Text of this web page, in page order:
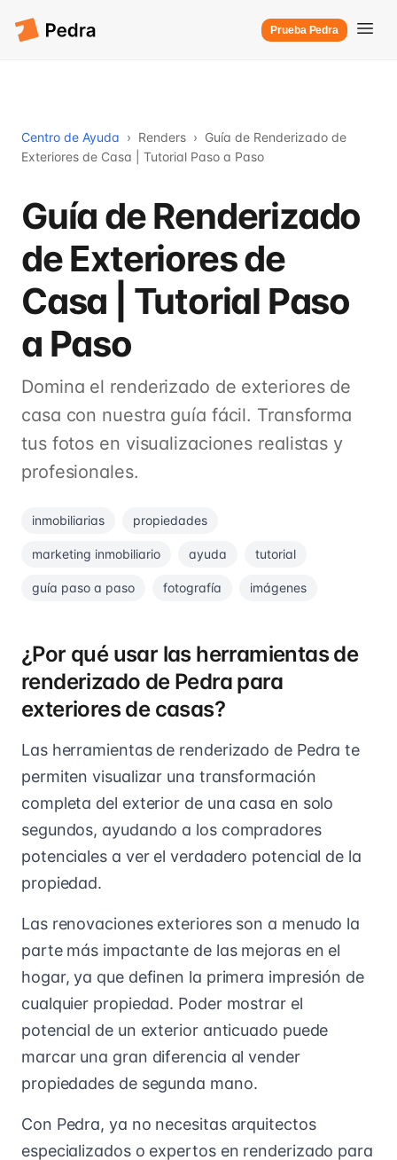
Prueba Pedra
Centro de Ayuda › Renders › Guía de Renderizado de
Exteriores de Casa | Tutorial Paso a Paso
Guía de Renderizado
de Exteriores de
Casa | Tutorial Paso
a Paso
Domina el renderizado de exteriores de
casa con nuestra guía fácil. Transforma
tus fotos en visualizaciones realistas y
profesionales.
inmobiliarias propiedades
marketing inmobiliario ayuda tutorial
guía paso a paso fotografía imágenes
¿Por qué usar las herramientas de
renderizado de Pedra para
exteriores de casas?
Las herramientas de renderizado de Pedra te
permiten visualizar una transformación
completa del exterior de una casa en solo
segundos, ayudando a los compradores
potenciales a ver el verdadero potencial de la
propiedad.
Las renovaciones exteriores son a menudo la
parte más impactante de las mejoras en el
hogar, ya que definen la primera impresión de
cualquier propiedad. Poder mostrar el
potencial de un exterior anticuado puede
marcar una gran diferencia al vender
propiedades de segunda mano.
Con Pedra, ya no necesitas arquitectos
especializados o expertos en renderizado para